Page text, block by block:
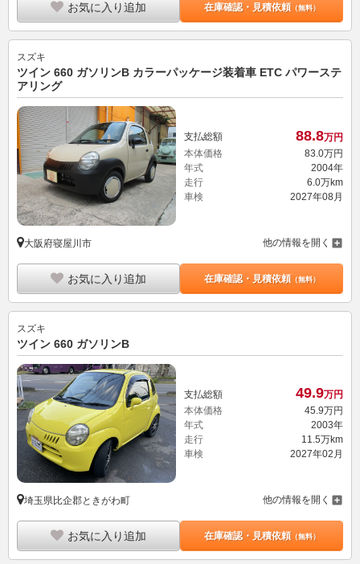
お気に入り追加 在庫確認・見積依頼（無料）
スズキ
ツイン 660 ガソリンB カラーパッケージ装着車 ETC パワーステ
アリング
支払総額 88.8万円
本体価格
83.0万円
年式
2004年
走行
6.0万km
車検
2027年08月
大阪府寝屋川市 他の情報を開く
お気に入り追加 在庫確認・見積依頼（無料）
スズキ
ツイン 660 ガソリンB
支払総額 49.9万円
本体価格
45.9万円
年式
2003年
走行
11.5万km
車検
2027年02月
埼玉県比企郡ときがわ町 他の情報を開く
お気に入り追加 在庫確認・見積依頼（無料）